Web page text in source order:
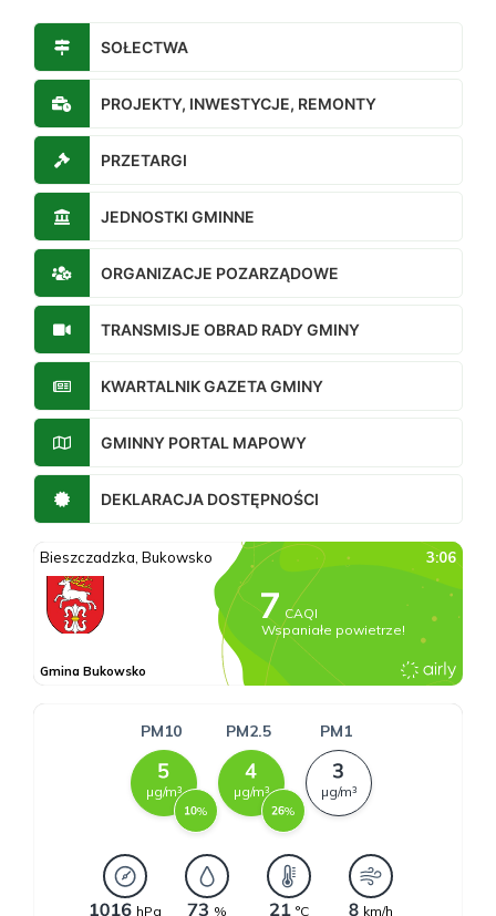
SOŁECTWA
PROJEKTY, INWESTYCJE, REMONTY
PRZETARGI
JEDNOSTKI GMINNE
ORGANIZACJE POZARZĄDOWE
TRANSMISJE OBRAD RADY GMINY
KWARTALNIK GAZETA GMINY
GMINNY PORTAL MAPOWY
DEKLARACJA DOSTĘPNOŚCI